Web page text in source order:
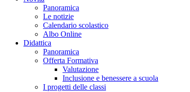
Panoramica
Le notizie
Calendario scolastico
Albo Online
Didattica
Panoramica
Offerta Formativa
Valutazione
Inclusione e benessere a scuola
I progetti delle classi